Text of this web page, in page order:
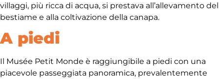
villaggi, più ricca di acqua, si prestava all’allevamento del
bestiame e alla coltivazione della canapa.
A piedi
Il Musée Petit Monde è raggiungibile a piedi con una
piacevole passeggiata panoramica, prevalentemente